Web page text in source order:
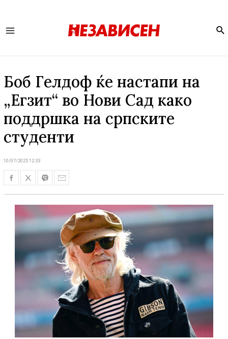
Боб Гелдоф ќе настапи на
„Егзит“ во Нови Сад како
поддршка на српските
студенти
10/07/2025 12:33